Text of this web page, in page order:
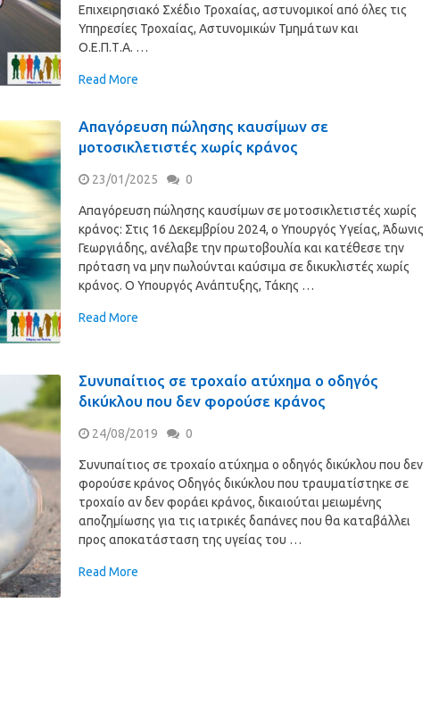
Επιχειρησιακό Σχέδιο Τροχαίας, αστυνομικοί από όλες τις
Υπηρεσίες Τροχαίας, Αστυνομικών Τμημάτων και
Ο.Ε.Π.Τ.Α. …
Read More
Απαγόρευση πώλησης καυσίμων σε
μοτοσικλετιστές χωρίς κράνος
23/01/2025 0
Απαγόρευση πώλησης καυσίμων σε μοτοσικλετιστές χωρίς
κράνος: Στις 16 Δεκεμβρίου 2024, ο Υπουργός Υγείας, Άδωνις
Γεωργιάδης, ανέλαβε την πρωτοβουλία και κατέθεσε την
πρόταση να μην πωλούνται καύσιμα σε δικυκλιστές χωρίς
κράνος. Ο Υπουργός Ανάπτυξης, Τάκης …
Read More
Συνυπαίτιος σε τροχαίο ατύχημα ο οδηγός
δικύκλου που δεν φορούσε κράνος
24/08/2019 0
Συνυπαίτιος σε τροχαίο ατύχημα ο οδηγός δικύκλου που δεν
φορούσε κράνος Οδηγός δικύκλου που τραυματίστηκε σε
τροχαίο αν δεν φοράει κράνος, δικαιούται μειωμένης
αποζημίωσης για τις ιατρικές δαπάνες που θα καταβάλλει
προς αποκατάσταση της υγείας του …
Read More